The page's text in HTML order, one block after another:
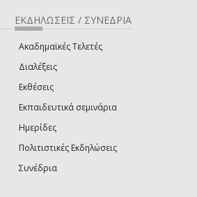
ΕΚΔΗΛΩΣΕΙΣ / ΣΥΝΕΔΡΙΑ
Ακαδημαϊκές Τελετές
Διαλέξεις
Εκθέσεις
Εκπαιδευτικά σεμινάρια
Ημερίδες
Πολιτιστικές Εκδηλώσεις
Συνέδρια